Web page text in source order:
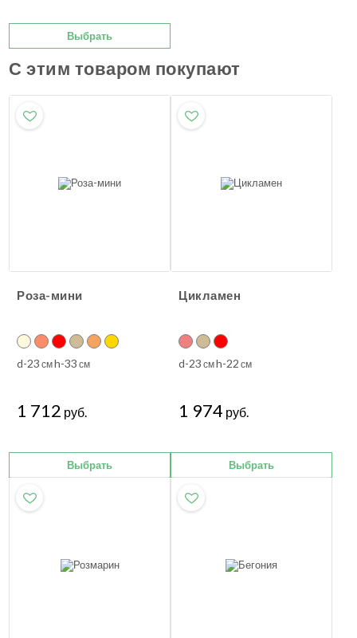
Выбрать
С этим товаром покупают
Роза-мини
d-23 смh-33 см
1 712 руб.
Выбрать
Цикламен
d-23 смh-22 см
1 974 руб.
Выбрать